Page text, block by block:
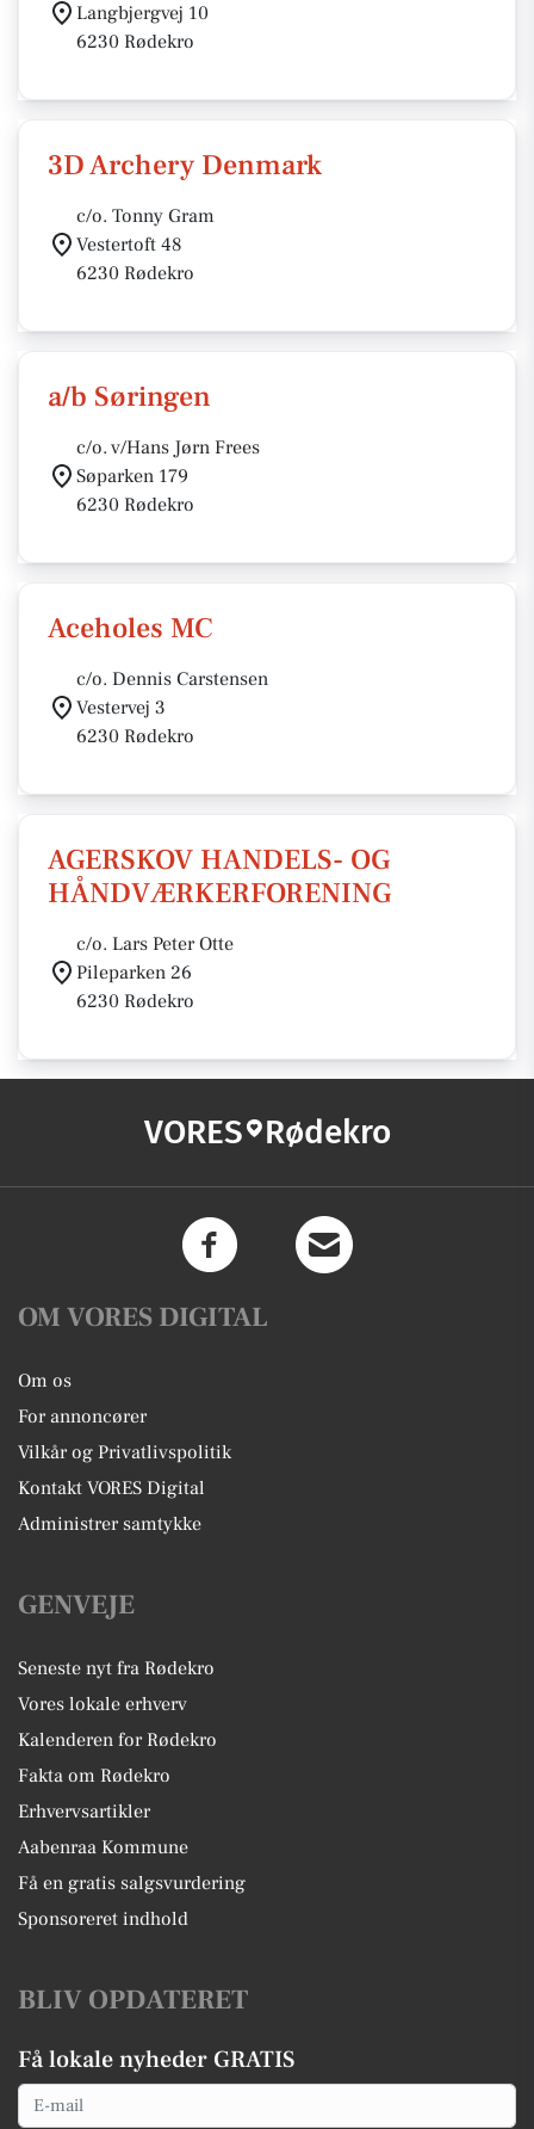
Langbjergvej 10
6230 Rødekro
3D Archery Denmark
c/o. Tonny Gram
Vestertoft 48
6230 Rødekro
a/b Søringen
c/o. v/Hans Jørn Frees
Søparken 179
6230 Rødekro
Aceholes MC
c/o. Dennis Carstensen
Vestervej 3
6230 Rødekro
AGERSKOV HANDELS- OG
HÅNDVÆRKERFORENING
c/o. Lars Peter Otte
Pileparken 26
6230 Rødekro
VORES Rødekro
OM VORES DIGITAL
Om os
For annoncører
Vilkår og Privatlivspolitik
Kontakt VORES Digital
Administrer samtykke
GENVEJE
Seneste nyt fra Rødekro
Vores lokale erhverv
Kalenderen for Rødekro
Fakta om Rødekro
Erhvervsartikler
Aabenraa Kommune
Få en gratis salgsvurdering
Sponsoreret indhold
BLIV OPDATERET
Få lokale nyheder GRATIS
Email